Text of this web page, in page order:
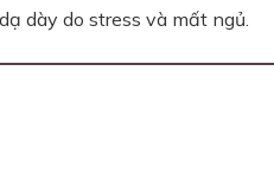
dày do stress và mất ngủ.